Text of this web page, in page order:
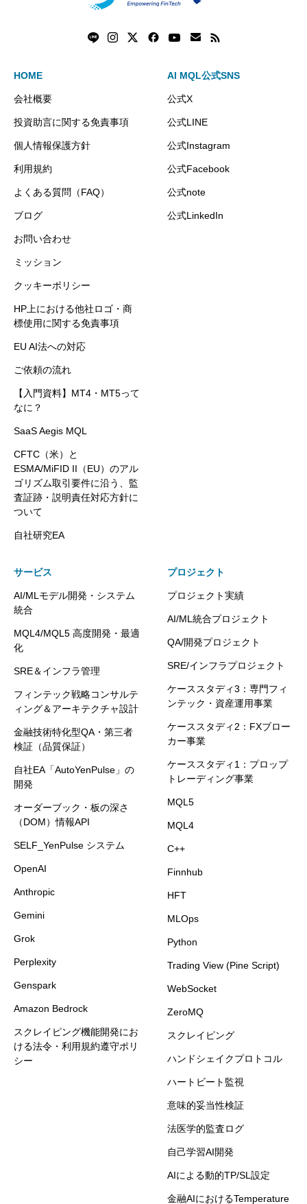
HOME
会社概要
投資助言に関する免責事項
個人情報保護方針
利用規約
よくある質問（FAQ）
ブログ
お問い合わせ
ミッション
クッキーポリシー
HP上における他社ロゴ・商
標使用に関する免責事項
EU AI法への対応
ご依頼の流れ
【入門資料】MT4・MT5って
なに？
SaaS Aegis MQL
CFTC（米）と
ESMA/MiFID II（EU）のアル
ゴリズム取引要件に沿う、監
査証跡・説明責任対応方針に
ついて
自社研究EA
AI MQL公式SNS
公式X
公式LINE
公式Instagram
公式Facebook
公式note
公式LinkedIn
サービス
AI/MLモデル開発・システム
統合
MQL4/MQL5 高度開発・最適
化
SRE＆インフラ管理
フィンテック戦略コンサルテ
ィング＆アーキテクチャ設計
金融技術特化型QA・第三者
検証（品質保証）
自社EA「AutoYenPulse」の
開発
オーダーブック・板の深さ
（DOM）情報API
SELF_YenPulse システム
OpenAI
Anthropic
Gemini
Grok
Perplexity
Genspark
Amazon Bedrock
スクレイピング機能開発にお
ける法令・利用規約遵守ポリ
シー
プロジェクト
プロジェクト実績
AI/ML統合プロジェクト
QA/開発プロジェクト
SRE/インフラプロジェクト
ケーススタディ3：専門フィ
ンテック・資産運用事業
ケーススタディ2：FXブロー
カー事業
ケーススタディ1：プロップ
トレーディング事業
MQL5
MQL4
C++
Finnhub
HFT
MLOps
Python
Trading View (Pine Script)
WebSocket
ZeroMQ
スクレイピング
ハンドシェイクプロトコル
ハートビート監視
意味的妥当性検証
法医学的監査ログ
自己学習AI開発
AIによる動的TP/SL設定
金融AIにおけるTemperature